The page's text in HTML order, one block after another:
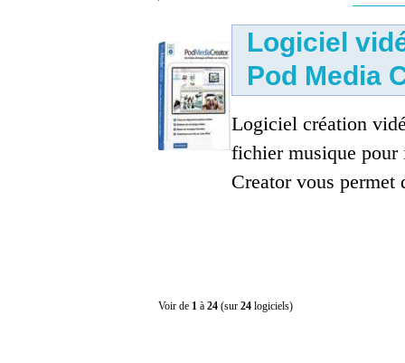
Logiciel
Pod Media
Logiciel création
fichier musique
Creator vous
Voir de 1 à 24 (sur 24 logiciels)